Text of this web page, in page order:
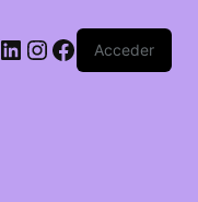
LinkedIn
Instagram
Facebook
Acceder